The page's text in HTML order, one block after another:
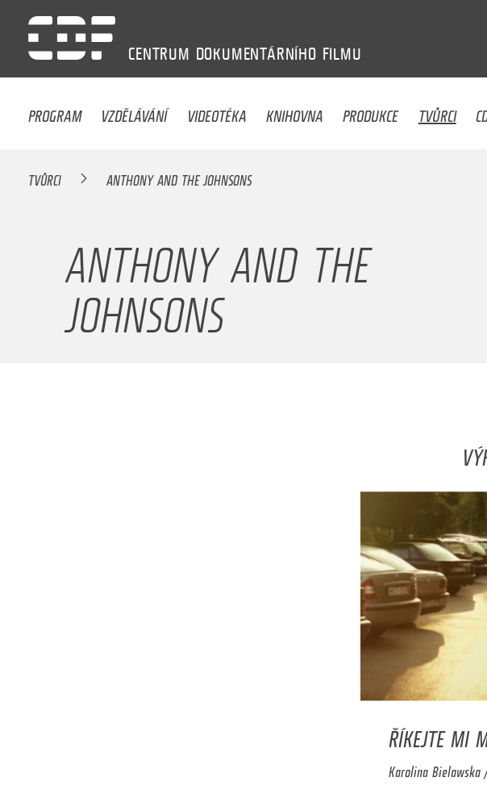
CENTRUM DOKUMENTÁRNÍHO FILMU
PROGRAM VZDĚLÁVÁNÍ VIDEOTÉKA KNIHOVNA PRODUKCE TVŮRCI
TVŮRCI ANTHONY AND THE JOHNSONS
ANTHONY AND THE
JOHNSONS
ŘÍKEJTE MI
Karolina Bielawska